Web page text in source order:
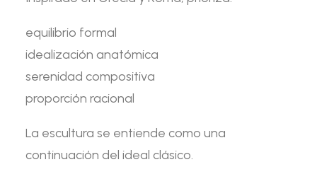
equilibrio formal
idealización anatómica
serenidad compositiva
proporción racional
La escultura se entiende como una
continuación del ideal clásico.